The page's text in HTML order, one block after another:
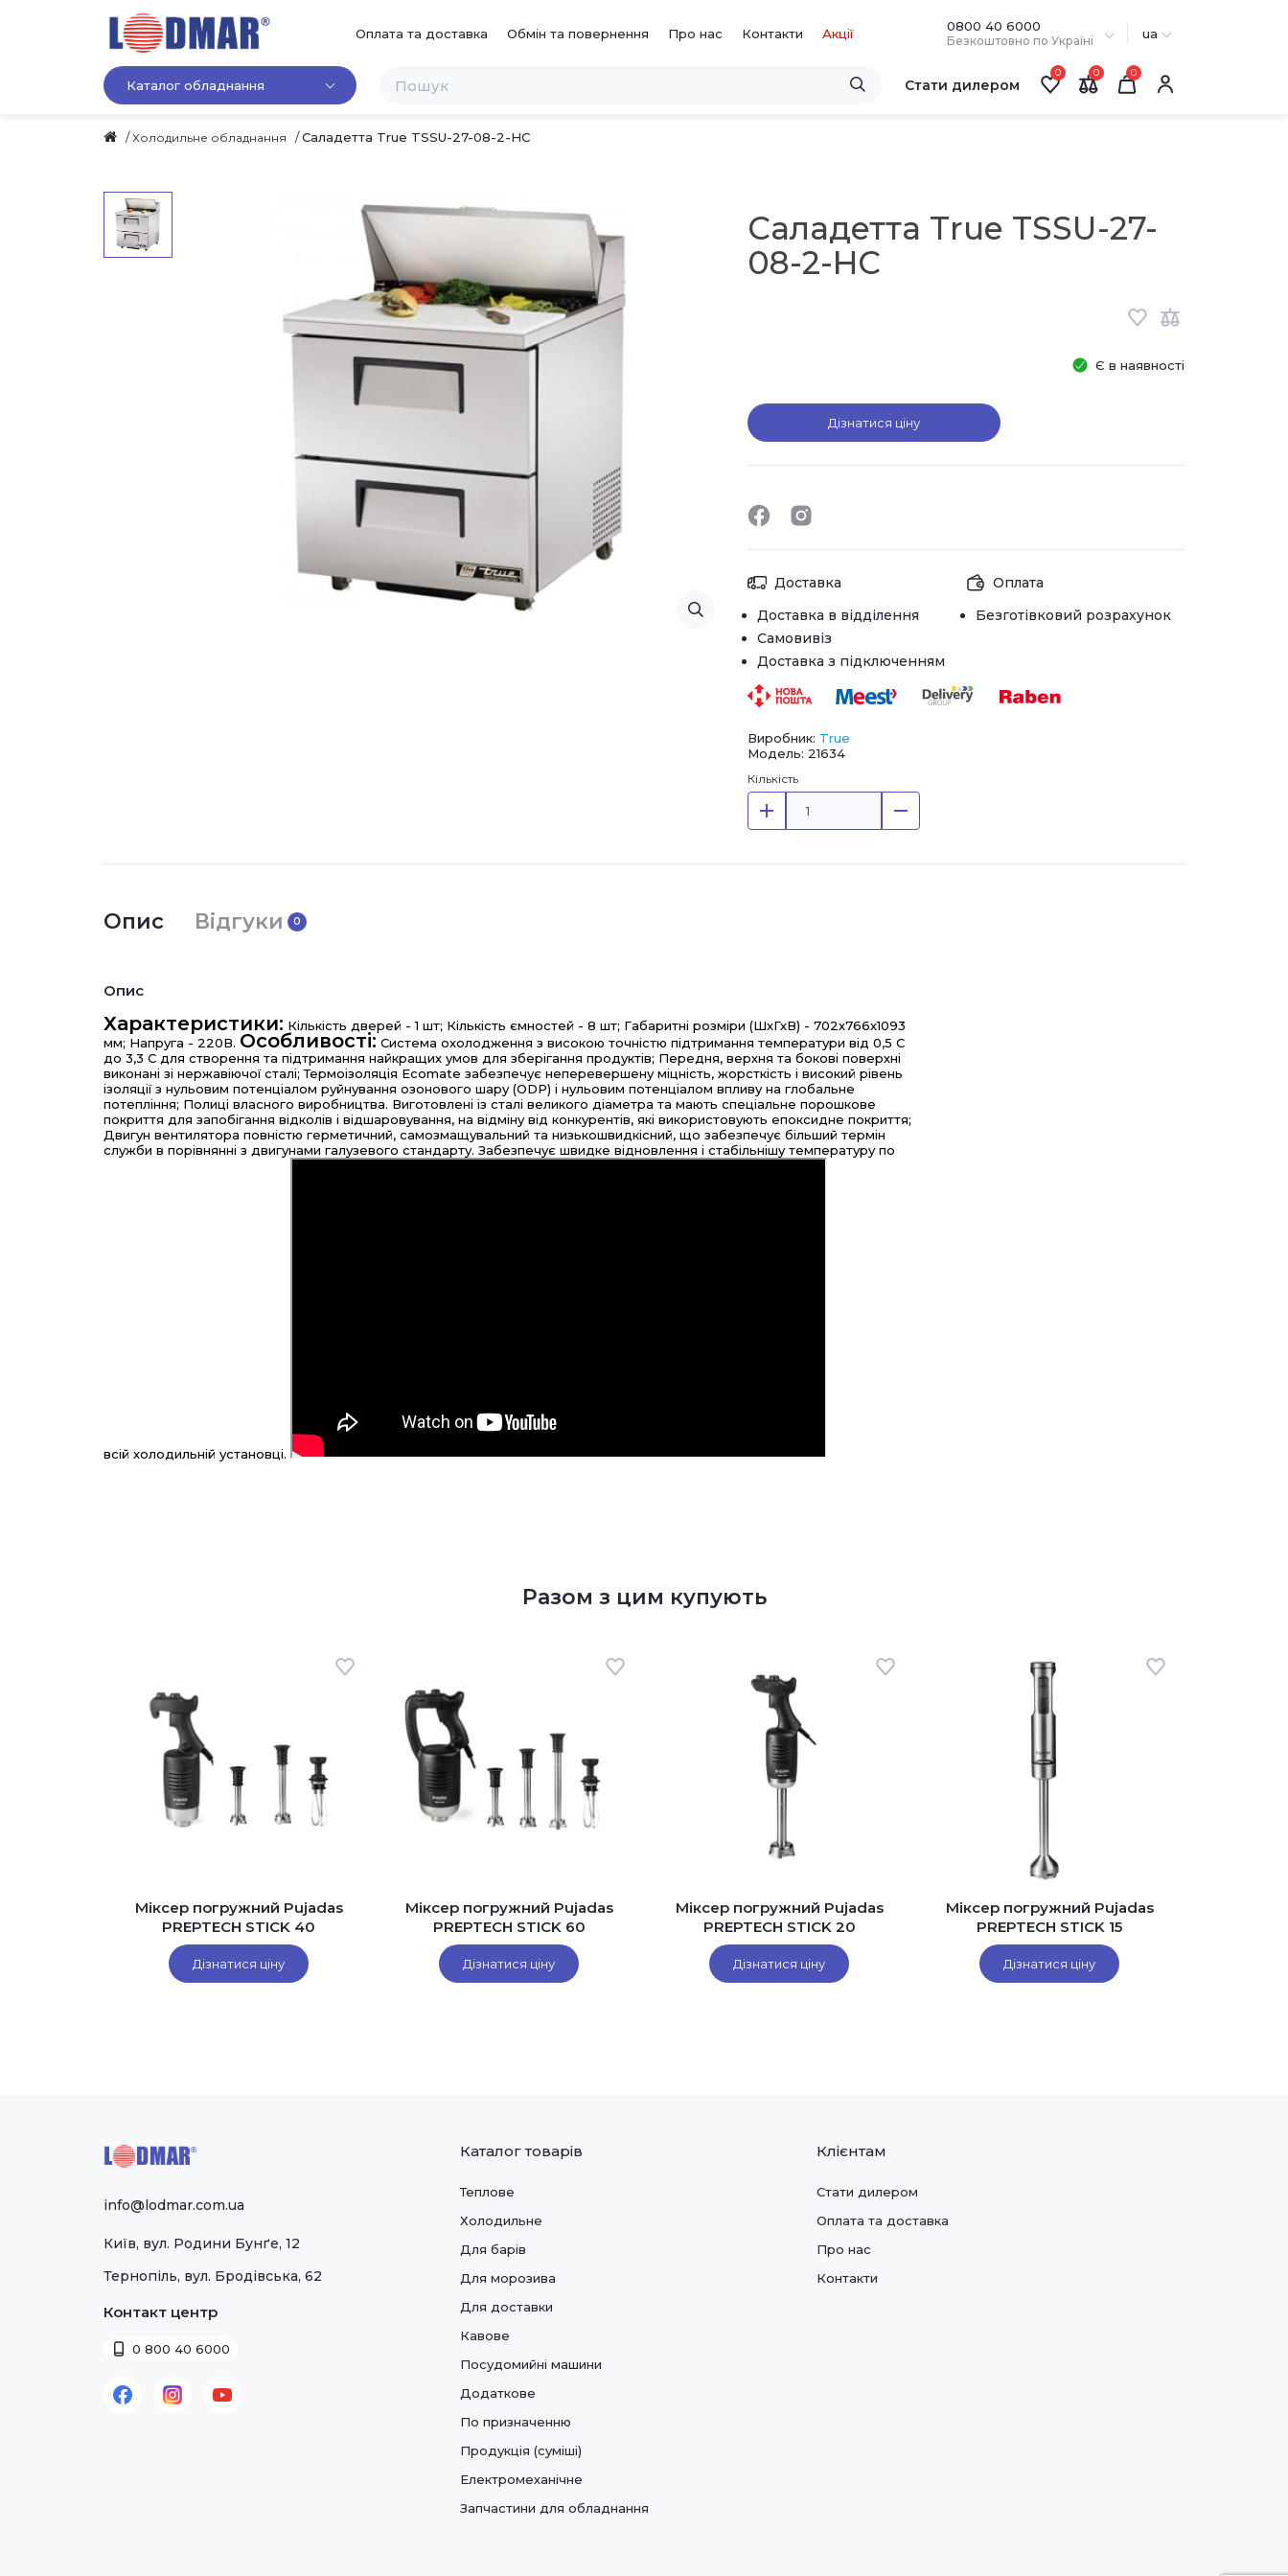
Оплата та доставка Обмін та повернення Про нас Контакти Акції 0800 40 6000
Безкоштовно по Україні ua
Каталог обладнання Стати дилером
0 0
Холодильне обладнання Саладетта True TSSU-27-08-2-HC
Саладетта True TSSU-27-
08-2-HC
Є в наявності
Дізнатися ціну
Доставка
Доставка в відділення
Самовивіз
Доставка з підключенням
Оплата
Безготівковий розрахунок
Виробник: True
Модель: 21634
Кількість
Опис Відгуки 0
Опис
Характеристики: Кількість дверей - 1 шт; Кількість ємностей - 8 шт; Габаритні розміри (ШхГхВ) - 702х766х1093
мм; Напруга - 220В. Особливості: Система охолодження з високою точністю підтримання температури від 0,5 С
до 3,3 С для створення та підтримання найкращих умов для зберігання продуктів; Передня, верхня та бокові поверхні
виконані зі нержавіючої сталі; Термоізоляція Ecomate забезпечує неперевершену міцність, жорсткість і високий рівень
ізоляції з нульовим потенціалом руйнування озонового шару (ODP) і нульовим потенціалом впливу на глобальне
потепління; Полиці власного виробництва. Виготовлені із сталі великого діаметра та мають спеціальне порошкове
покриття для запобігання відколів і відшаровування, на відміну від конкурентів, які використовують епоксидне покриття;
Двигун вентилятора повністю герметичний, самозмащувальний та низькошвидкісний, що забезпечує більший термін
служби в порівнянні з двигунами галузевого стандарту. Забезпечує швидке відновлення і стабільнішу температуру по
всій холодильній установці.
Разом з цим купують
Міксер погружний Pujadas
PREPTECH STICK 40
Дізнатися ціну
Міксер погружний Pujadas
PREPTECH STICK 60
Дізнатися ціну
Міксер погружний Pujadas
PREPTECH STICK 20
Дізнатися ціну
Міксер погружний Pujadas
PREPTECH STICK 15
Дізнатися ціну
info@lodmar.com.ua
Київ, вул. Родини Бунґе, 12
Тернопіль, вул. Бродівська, 62
Контакт центр
0 800 40 6000
Каталог товарів
Теплове
Холодильне
Для барів
Для морозива
Для доставки
Кавове
Посудомийні машини
Додаткове
По призначенню
Продукція (суміші)
Електромеханічне
Запчастини для обладнання
Клієнтам
Стати дилером
Оплата та доставка
Про нас
Контакти